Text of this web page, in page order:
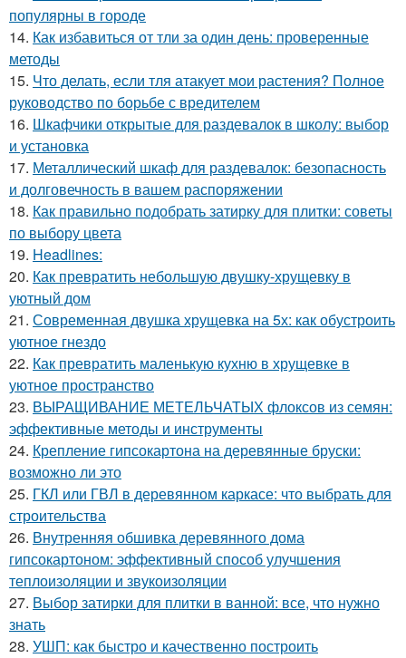
популярны в городе
14. Как избавиться от тли за один день: проверенные
методы
15. Что делать, если тля атакует мои растения? Полное
руководство по борьбе с вредителем
16. Шкафчики открытые для раздевалок в школу: выбор
и установка
17. Металлический шкаф для раздевалок: безопасность
и долговечность в вашем распоряжении
18. Как правильно подобрать затирку для плитки: советы
по выбору цвета
19. Headlines:
20. Как превратить небольшую двушку-хрущевку в
уютный дом
21. Современная двушка хрущевка на 5х: как обустроить
уютное гнездо
22. Как превратить маленькую кухню в хрущевке в
уютное пространство
23. ВЫРАЩИВАНИЕ МЕТЕЛЬЧАТЫХ флоксов из семян:
эффективные методы и инструменты
24. Крепление гипсокартона на деревянные бруски:
возможно ли это
25. ГКЛ или ГВЛ в деревянном каркасе: что выбрать для
строительства
26. Внутренняя обшивка деревянного дома
гипсокартоном: эффективный способ улучшения
теплоизоляции и звукоизоляции
27. Выбор затирки для плитки в ванной: все, что нужно
знать
28. УШП: как быстро и качественно построить